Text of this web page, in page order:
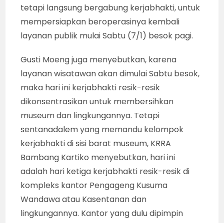
tetapi langsung bergabung kerjabhakti, untuk
mempersiapkan beroperasinya kembali
layanan publik mulai Sabtu (7/1) besok pagi.
Gusti Moeng juga menyebutkan, karena
layanan wisatawan akan dimulai Sabtu besok,
maka hari ini kerjabhakti resik-resik
dikonsentrasikan untuk membersihkan
museum dan lingkungannya. Tetapi
sentanadalem yang memandu kelompok
kerjabhakti di sisi barat museum, KRRA
Bambang Kartiko menyebutkan, hari ini
adalah hari ketiga kerjabhakti resik-resik di
kompleks kantor Pengageng Kusuma
Wandawa atau Kasentanan dan
lingkungannya. Kantor yang dulu dipimpin